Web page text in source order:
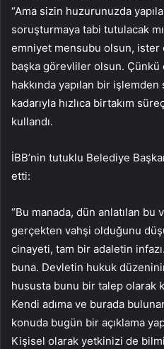
“Ama sizin huzurunuzda
soruşturmaya tabi tutulacak
emniyet mensubu olsun, ister
başka görevliler olsun. Çünkü
hakkında yapılan bir
kadarıyla hızlıca birtakım
kullandı.
İBB’nin tutuklu Belediye
etti:
“Bu manada, dün anlatılan bu
gerçekten vahşi olduğunu
cinayeti, tam bir adaletin
buna. Devletin hukuk
hususta bunu bir talep olarak
Kendi adıma ve burada
konuda bugün bir açıklama
Kişisel olarak yetkinizi de